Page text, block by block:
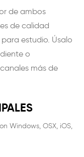
de ambos
de calidad
estudio. Úsalo
o
más de
Windows, OSX, iOS,